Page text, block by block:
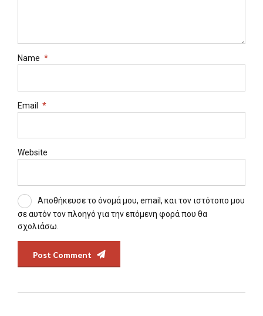
Name *
Email *
Website
Αποθήκευσε το όνομά μου, email, και τον ιστότοπο μου
σε αυτόν τον πλοηγό για την επόμενη φορά που θα
σχολιάσω.
Post Comment